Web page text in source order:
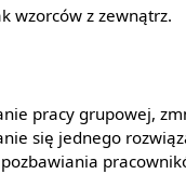
wzorców z zewnątrz.
pracy grupowej,
się jednego